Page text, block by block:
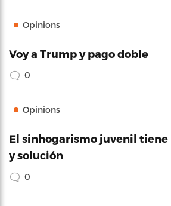
Opinions
Voy a Trump y pago doble
0
Opinions
El sinhogarismo juvenil
y solución
0